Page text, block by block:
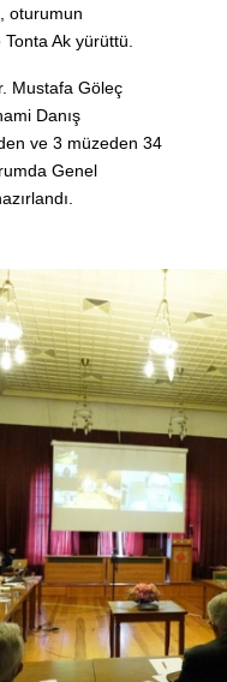
oturumun
Ak yürüttü.
Mustafa Göleç
Danış
ve 3 müzeden 34
Genel